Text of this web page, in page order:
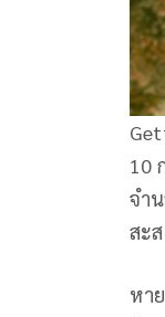
10
จำ
สะ
หา